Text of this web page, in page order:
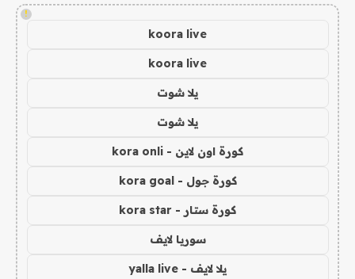
!
koora live
koora live
يلا شوت
يلا شوت
كورة اون لاين - kora onli
كورة جول - kora goal
كورة ستار - kora star
سوريا لايف
يلا لايف - yalla live